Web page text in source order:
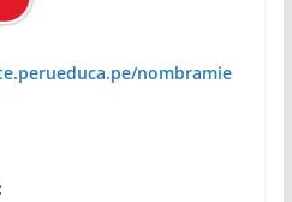
nombramie